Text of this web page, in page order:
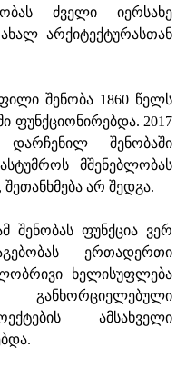
ძველი იერსახე
არქიტექტურასთან
შენობა 1860 წელს
ფუნქციონირებდა. 2017
შენობაში
მშენებლობას
არ შედგა.
შენობას ფუნქცია ვერ
ერთადერთი
ხელისუფლება
ამსახველი